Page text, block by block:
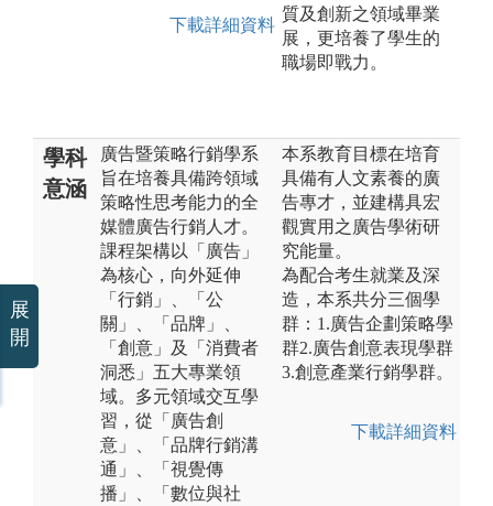
下載詳細資料
質及創新之領域畢業
展，更培養了學生的
職場即戰力。
學科
意涵
廣告暨策略行銷學系
旨在培養具備跨領域
策略性思考能力的全
媒體廣告行銷人才。
課程架構以「廣告」
為核心，向外延伸
「行銷」、「公
關」、「品牌」、
「創意」及「消費者
洞悉」五大專業領
域。多元領域交互學
習，從「廣告創
意」、「品牌行銷溝
通」、「視覺傳
播」、「數位與社
本系教育目標在培育
具備有人文素養的廣
告專才，並建構具宏
觀實用之廣告學術研
究能量。
為配合考生就業及深
造，本系共分三個學
群：1.廣告企劃策略學
群2.廣告創意表現學群
3.創意產業行銷學群。
下載詳細資料
展
開